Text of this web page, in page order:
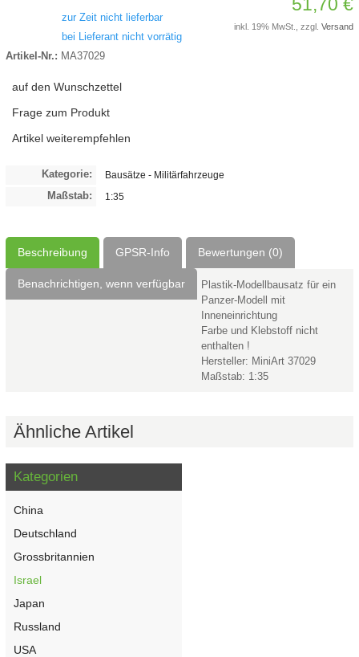
zur Zeit nicht lieferbar
bei Lieferant nicht vorrätig
Artikel-Nr.: MA37029
auf den Wunschzettel
Frage zum Produkt
Artikel weiterempfehlen
inkl. 19% MwSt., zzgl.Versand
Kategorie: Bausätze - Militärfahrzeuge
Maßstab: 1:35
Beschreibung GPSR-Info Bewertungen (0)
Benachrichtigen, wenn verfügbar
Plastik-Modellbausatz für ein
Panzer-Modell mit
Inneneinrichtung
Farbe und Klebstoff nicht
enthalten !
Hersteller: MiniArt 37029
Maßstab: 1:35
Ähnliche Artikel
Kategorien
China
Deutschland
Grossbritannien
Israel
Japan
Russland
USA